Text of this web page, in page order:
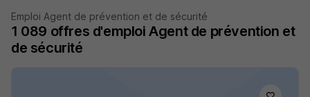
Emploi Agent de prévention et de sécurité
1 089 offres d'emploi Agent de prévention et
de sécurité